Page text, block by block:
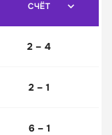
СЧЁТ
2 – 4
2 – 1
6 – 1